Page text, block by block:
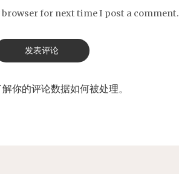
browser for next time I post a comment.
解你的评论数据如何被处理。